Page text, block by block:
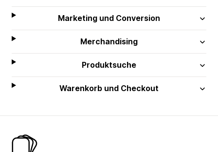
Marketing und Conversion
Merchandising
Produktsuche
Warenkorb und Checkout